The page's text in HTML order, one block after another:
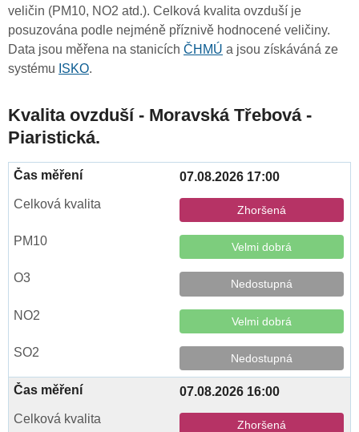
veličin (PM10, NO2 atd.). Celková kvalita ovzduší je
posuzována podle nejméně příznivě hodnocené veličiny.
Data jsou měřena na stanicích ČHMÚ a jsou získáváná ze
systému ISKO.
Kvalita ovzduší - Moravská Třebová -
Piaristická.
07.08.2026 17:00
Zhoršená
Velmi dobrá
Nedostupná
Velmi dobrá
Nedostupná
07.08.2026 16:00
Zhoršená